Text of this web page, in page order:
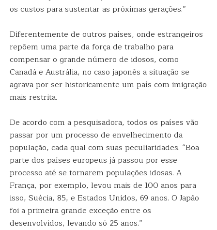
os custos para sustentar as próximas gerações.”
Diferentemente de outros países, onde estrangeiros
repõem uma parte da força de trabalho para
compensar o grande número de idosos, como
Canadá e Austrália, no caso japonês a situação se
agrava por ser historicamente um país com imigração
mais restrita.
De acordo com a pesquisadora, todos os países vão
passar por um processo de envelhecimento da
população, cada qual com suas peculiaridades. “Boa
parte dos países europeus já passou por esse
processo até se tornarem populações idosas. A
França, por exemplo, levou mais de 100 anos para
isso, Suécia, 85, e Estados Unidos, 69 anos. O Japão
foi a primeira grande exceção entre os
desenvolvidos, levando só 25 anos.”